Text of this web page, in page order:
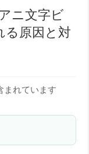
ニ文字ビ
る原因と対
まれています